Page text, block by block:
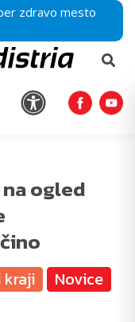
zdravo mesto
ogled
kraji
Novice